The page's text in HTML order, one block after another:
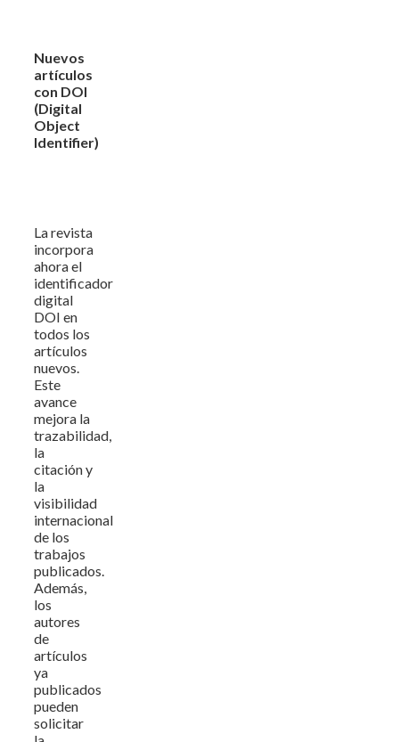
Nuevos
artículos
con DOI
(Digital
Object
Identifier)
La revista
incorpora
ahora el
identificador
digital
DOI en
todos los
artículos
nuevos.
Este
avance
mejora la
trazabilidad,
la
citación y
la
visibilidad
internacional
de los
trabajos
publicados.
Además,
los
autores
de
artículos
ya
publicados
pueden
solicitar